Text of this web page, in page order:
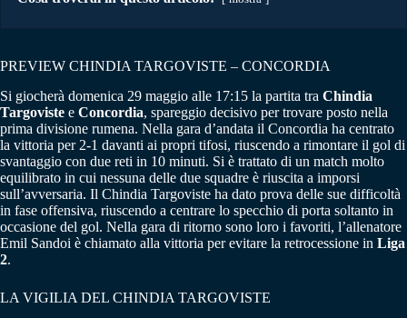
PREVIEW CHINDIA TARGOVISTE – CONCORDIA
Si giocherà domenica 29 maggio alle 17:15 la partita tra Chindia
Targoviste e Concordia, spareggio decisivo per trovare posto nella
prima divisione rumena. Nella gara d’andata il Concordia ha centrato
la vittoria per 2-1 davanti ai propri tifosi, riuscendo a rimontare il gol di
svantaggio con due reti in 10 minuti. Si è trattato di un match molto
equilibrato in cui nessuna delle due squadre è riuscita a imporsi
sull’avversaria. Il Chindia Targoviste ha dato prova delle sue difficoltà
in fase offensiva, riuscendo a centrare lo specchio di porta soltanto in
occasione del gol. Nella gara di ritorno sono loro i favoriti, l’allenatore
Emil Sandoi è chiamato alla vittoria per evitare la retrocessione in Liga
2.
LA VIGILIA DEL CHINDIA TARGOVISTE